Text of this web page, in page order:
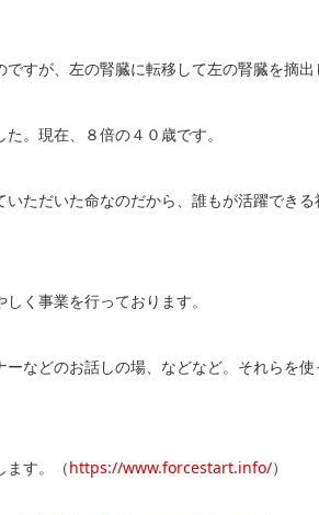
すが、左の腎臓に転移して左の腎臓を摘出
。現在、８倍の４０歳です。
ただいた命なのだから、誰もが活躍でき
く事業を行っております。
などのお話しの場、などなど。それらを
ます。（https://www.forcestart.info/）